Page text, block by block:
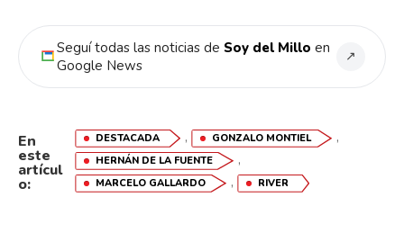
Seguí todas las noticias de Soy del Millo en
Google News
↗
En
este
artícul
o:
DESTACADA , GONZALO MONTIEL ,
HERNÁN DE LA FUENTE ,
MARCELO GALLARDO , RIVER